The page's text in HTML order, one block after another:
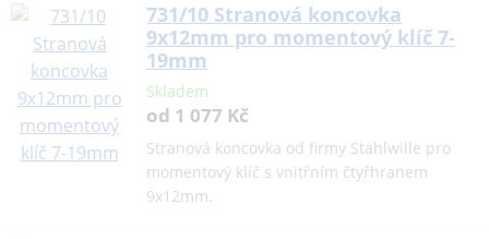
731/10 Stranová koncovka
9x12mm pro momentový klíč 7-
19mm
Skladem
od 1 077 Kč
Stranová koncovka od firmy Stahlwille pro
momentový klíč s vnitřním čtyřhranem
9x12mm.